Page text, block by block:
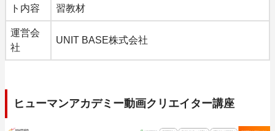
ト内容
習教材
運営会
社
UNIT BASE株式会社
ヒューマンアカデミー動画クリエイター講座